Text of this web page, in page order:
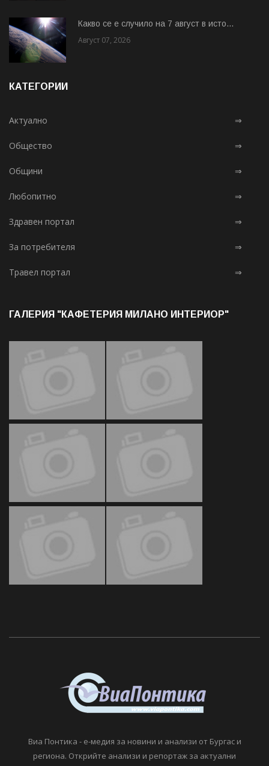
Какво се е случило на 7 август в исто...
Август 07, 2026
КАТЕГОРИИ
Актуално ⇒
Общество ⇒
Общини ⇒
Любопитно ⇒
Здравен портал ⇒
За потребителя ⇒
Травел портал ⇒
ГАЛЕРИЯ "КАФЕТЕРИЯ МИЛАНО ИНТЕРИОР"
Виа Понтика - е-медия за новини и анализи от Бургас и
региона. Открийте анализи и репортаж за актуални